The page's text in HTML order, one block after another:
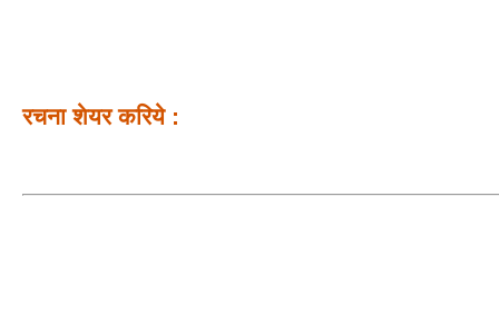
रचना शेयर करिये :